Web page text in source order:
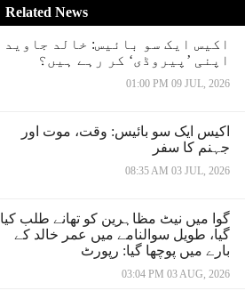
Related News
اکیس ایک سو بائیس: خالد جاوید
اپنی ’پیروڈی‘ کر رہے ہیں؟
01:00 PM 09 JUL, 2026
اکیس ایک سو بائیس: وقت، موت اور
جہنم کا سفر
08:35 AM 03 JUL, 2026
گوا میں نیٹ مظاہرین کو تھانے طلب کیا
گیا، طویل سوالنامے میں عمر خالد کے
بارے میں پوچھا گیا: رپورٹ
03:04 PM 03 AUG, 2026